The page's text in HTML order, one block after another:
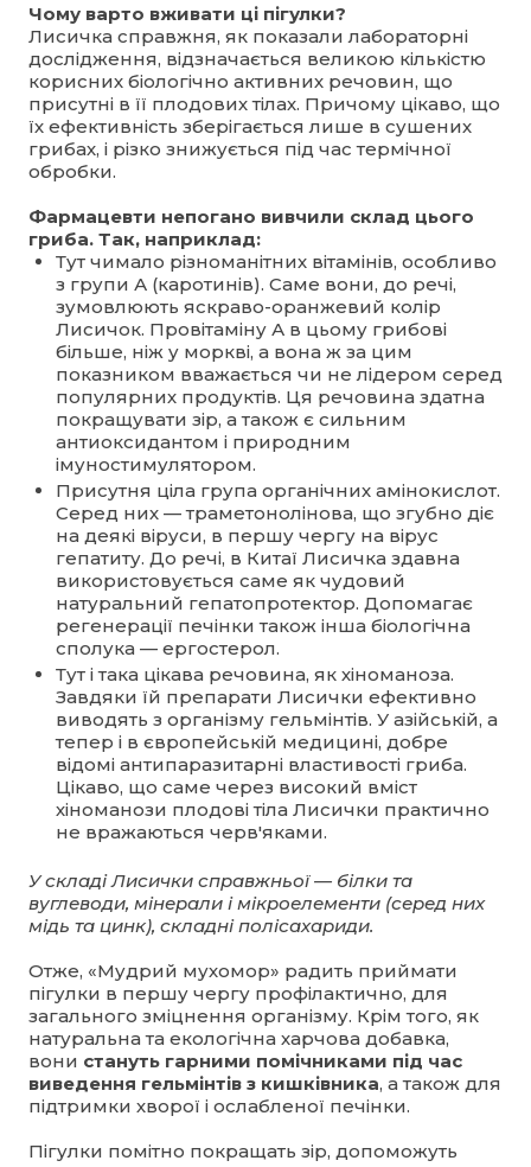
Чому варто вживати ці пігулки?
Лисичка справжня, як показали лабораторні
дослідження, відзначається великою кількістю
корисних біологічно активних речовин, що
присутні в її плодових тілах. Причому цікаво, що
їх ефективність зберігається лише в сушених
грибах, і різко знижується під час термічної
обробки.
Фармацевти непогано вивчили склад цього
гриба. Так, наприклад:
Тут чимало різноманітних вітамінів, особливо
з групи А (каротинів). Саме вони, до речі,
зумовлюють яскраво-оранжевий колір
Лисичок. Провітаміну А в цьому грибові
більше, ніж у моркві, а вона ж за цим
показником вважається чи не лідером серед
популярних продуктів. Ця речовина здатна
покращувати зір, а також є сильним
антиоксидантом і природним
імуностимулятором.
Присутня ціла група органічних амінокислот.
Серед них — траметонолінова, що згубно діє
на деякі віруси, в першу чергу на вірус
гепатиту. До речі, в Китаї Лисичка здавна
використовується саме як чудовий
натуральний гепатопротектор. Допомагає
регенерації печінки також інша біологічна
сполука — ергостерол.
Тут і така цікава речовина, як хіноманоза.
Завдяки їй препарати Лисички ефективно
виводять з організму гельмінтів. У азійській, а
тепер і в європейській медицині, добре
відомі антипаразитарні властивості гриба.
Цікаво, що саме через високий вміст
хіноманози плодові тіла Лисички практично
не вражаються черв'яками.
У складі Лисички справжньої — білки та
вуглеводи, мінерали і мікроелементи (серед них
мідь та цинк), складні полісахариди.
Отже, «Мудрий мухомор» радить приймати
пігулки в першу чергу профілактично, для
загального зміцнення організму. Крім того, як
натуральна та екологічна харчова добавка,
вони стануть гарними помічниками під час
виведення гельмінтів з кишківника, а також для
підтримки хворої і ослабленої печінки.
Пігулки помітно покращать зір, допоможуть